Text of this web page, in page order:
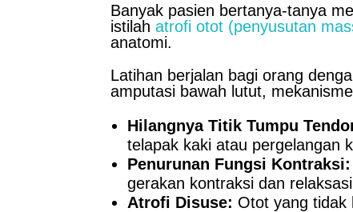
Banyak pasien bertanya-tanya
istilah atrofi otot (penyusutan
anatomi.
Latihan berjalan bagi orang
amputasi bawah lutut,
Hilangnya Titik Tumpu
telapak kaki atau pergelangan
Penurunan Fungsi Kontraksi:
gerakan kontraksi dan
Atrofi Disuse: Otot yang tidak